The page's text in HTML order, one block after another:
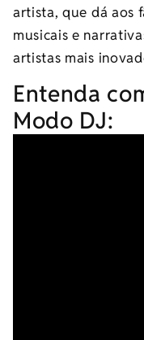
artista, que dá aos
musicais e
artistas mais
Entenda
Modo DJ: